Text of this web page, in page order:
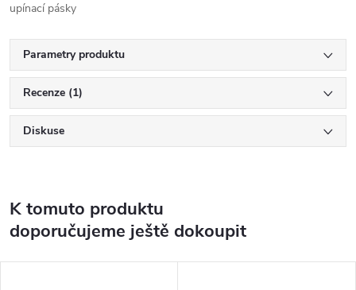
upínací pásky
Parametry produktu
Recenze (1)
Diskuse
K tomuto produktu
doporučujeme ještě dokoupit